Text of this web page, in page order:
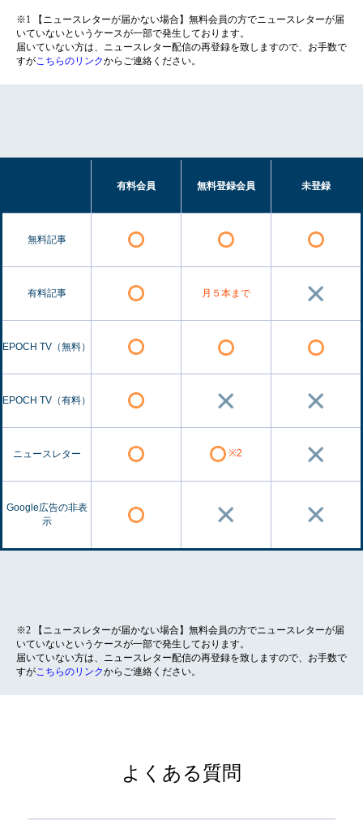
※1 【ニュースレターが届かない場合】無料会員の方でニュースレターが届
いていないというケースが一部で発生しております。
届いていない方は、ニュースレター配信の再登録を致しますので、お手数で
すがこちらのリンクからご連絡ください。
有料会員 無料登録会員 未登録
無料記事
有料記事 月５本まで
EPOCH TV（無料）
EPOCH TV（有料）
ニュースレター ※2
Google広告の非表
示
※2 【ニュースレターが届かない場合】無料会員の方でニュースレターが届
いていないというケースが一部で発生しております。
届いていない方は、ニュースレター配信の再登録を致しますので、お手数で
すがこちらのリンクからご連絡ください。
よくある質問